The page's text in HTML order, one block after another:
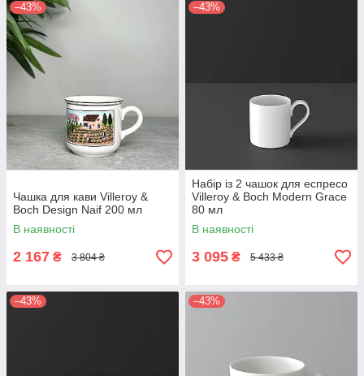
–43%
Чашка для кави Villeroy &
Boch Design Naif 200 мл
В наявності
2 167 ₴ 3 804 ₴
–43%
Набір із 2 чашок для еспресо
Villeroy & Boch Modern Grace
80 мл
В наявності
3 095 ₴ 5 433 ₴
–43% –43%